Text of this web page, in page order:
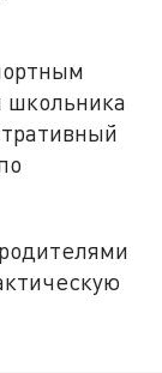
школьника